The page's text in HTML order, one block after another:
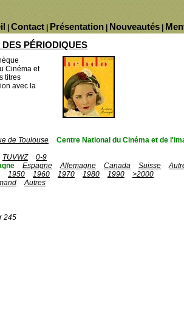
Nouveautés
Présentation
Contact
PÉRIODIQUES
Cinéma et
titres
avec la
de Toulouse
Centre National du Cinéma et de
TUVWZ
0-9
Espagne Allemagne Canada Suisse
1950 1960 1970 1980 1990
>2000
Autres
245